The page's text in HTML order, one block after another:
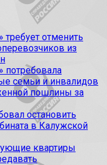
требует отменить
из
потребовала
семьи и инвалидов
пошлины за
остановить
в Калужской
квартиры